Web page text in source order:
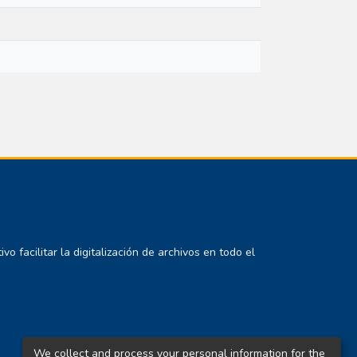
facilitar la digitalización de archivos en todo el
We collect and process your personal information for the